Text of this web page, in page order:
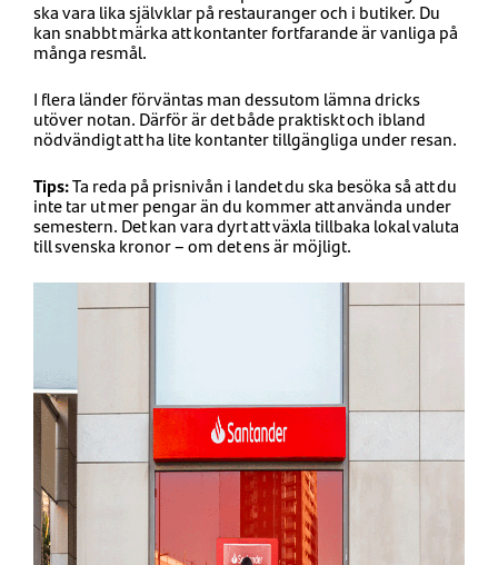
ska vara lika självklar på restauranger och i butiker. Du
kan snabbt märka att kontanter fortfarande är vanliga på
många resmål.
I flera länder förväntas man dessutom lämna dricks
utöver notan. Därför är det både praktiskt och ibland
nödvändigt att ha lite kontanter tillgängliga under resan.
Tips:Ta reda på prisnivån i landet du ska besöka så att du
inte tar ut mer pengar än du kommer att använda under
semestern. Det kan vara dyrt att växla tillbaka lokal valuta
till svenska kronor – om det ens är möjligt.